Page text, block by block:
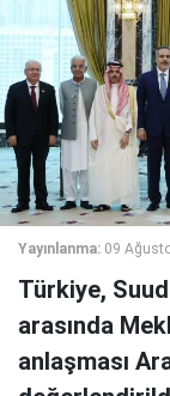
Yayınlanma: 09
Türkiye,
arasında
anlaşması